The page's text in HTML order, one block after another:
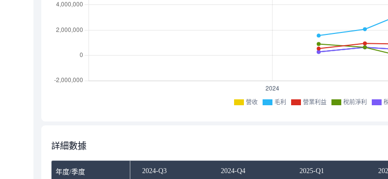
營收 毛利 營業利益 稅前淨利
詳細數據
年度/季度
2024-Q2 2024-Q3 2024-Q4 2025-Q1